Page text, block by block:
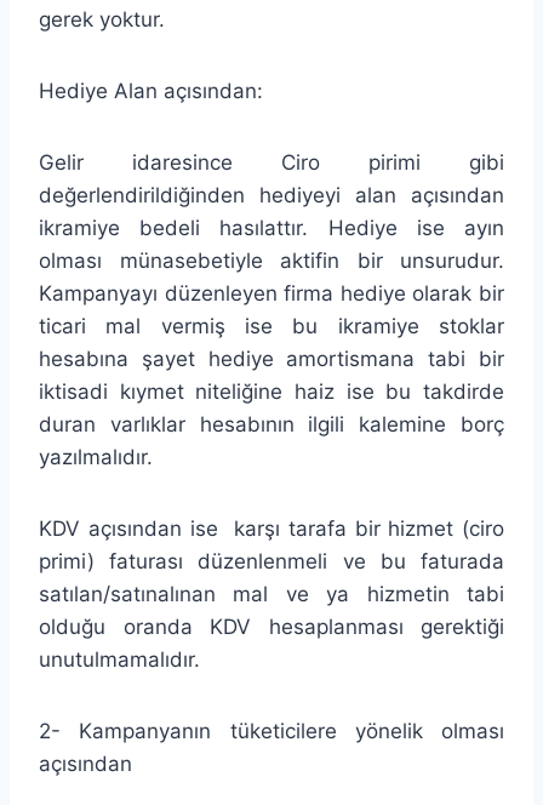
gerek yoktur.
Hediye Alan açısından:
Gelir idaresince Ciro pirimi gibi
değerlendirildiğinden hediyeyi alan açısından
ikramiye bedeli hasılattır. Hediye ise ayın
olması münasebetiyle aktifin bir unsurudur.
Kampanyayı düzenleyen firma hediye olarak bir
ticari mal vermiş ise bu ikramiye stoklar
hesabına şayet hediye amortismana tabi bir
iktisadi kıymet niteliğine haiz ise bu takdirde
duran varlıklar hesabının ilgili kalemine borç
yazılmalıdır.
KDV açısından ise karşı tarafa bir hizmet (ciro
primi) faturası düzenlenmeli ve bu faturada
satılan/satınalınan mal ve ya hizmetin tabi
olduğu oranda KDV hesaplanması gerektiği
unutulmamalıdır.
2- Kampanyanın tüketicilere yönelik olması
açısından